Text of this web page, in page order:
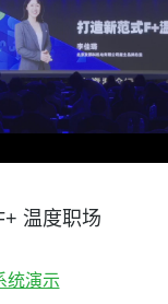
温度职场
统演示